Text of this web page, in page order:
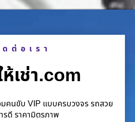
ต่อเรา
เช่า.com
มคนขับ VIP แบบครบวงจร รถสวย
รดี ราคามิตรภาพ